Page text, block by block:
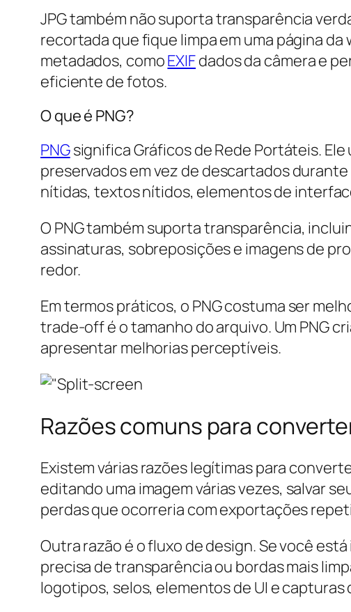
JPG também não suporta transparência
recortada que fique limpa em uma página
metadados, comoEXIFdados da câmera e
eficiente de fotos.
O que é PNG?
PNGsignifica Gráficos de Rede Portáteis.
preservados em vez de descartados
nítidas, textos nítidos, elementos de
O PNG também suporta transparência,
assinaturas, sobreposições e imagens de
redor.
Em termos práticos, o PNG costuma ser
trade-off é o tamanho do arquivo. Um PNG
apresentar melhorias perceptíveis.
Razões comuns para
Existem várias razões legítimas para
editando uma imagem várias vezes, salvar
perdas que ocorreria com exportações
Outra razão é o fluxo de design. Se você
precisa de transparência ou bordas mais
logotipos, selos, elementos de UI e capturas